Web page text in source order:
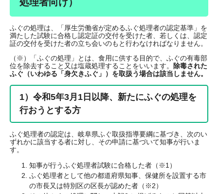
ふぐの処理は、「厚生労働省が定めるふぐ処理者の認定基準」を
満たした試験に合格し認定証の交付を受けた者、若しくは、認定
証の交付を受けた者の立ち会いのもと行わなければなりません。
（※）「ふぐの処理」とは、食用に供する目的で、ふぐの有毒部
位を除去すること又は塩蔵処理することをいいます。
除毒された
ふぐ（いわゆる「身欠きふぐ」）を取扱う場合は該当しません。
1）令和5年3月1日以降、新たにふぐの処理を
行おうとする方
ふぐ処理者の認定は、岐阜県ふぐ取扱指導要綱に基づき、次のい
ずれかに該当する者に対し、その申請に基づいて知事が行いま
す。
知事が行うふぐ処理者試験に合格した者（※1）
ふぐ処理者として他の都道府県知事、保健所を設置する市
の市長又は特別区の区長が認めた者（※2）